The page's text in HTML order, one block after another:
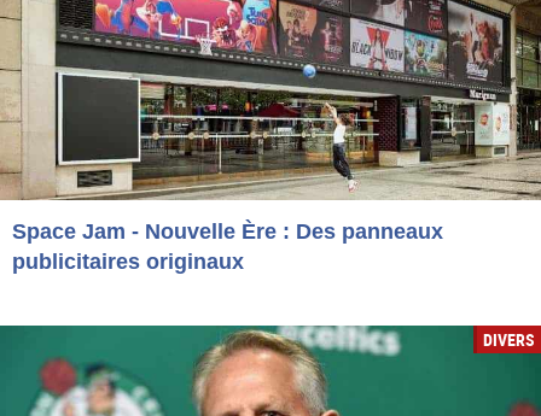
Space Jam - Nouvelle Ère : Des panneaux
publicitaires originaux
DIVERS